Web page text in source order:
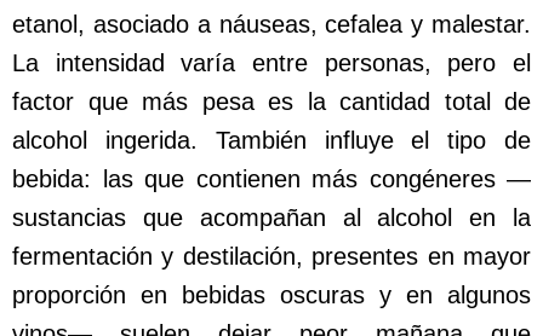
etanol, asociado a náuseas, cefalea y malestar.
La intensidad varía entre personas, pero el
factor que más pesa es la cantidad total de
alcohol ingerida. También influye el tipo de
bebida: las que contienen más congéneres —
sustancias que acompañan al alcohol en la
fermentación y destilación, presentes en mayor
proporción en bebidas oscuras y en algunos